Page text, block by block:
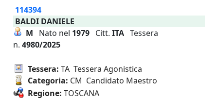
114394
BALDI DANIELE
M Nato nel 1979 Citt. ITA Tessera
n. 4980/2025
Tessera: TA Tessera Agonistica
Categoria: CM Candidato Maestro
Regione: TOSCANA